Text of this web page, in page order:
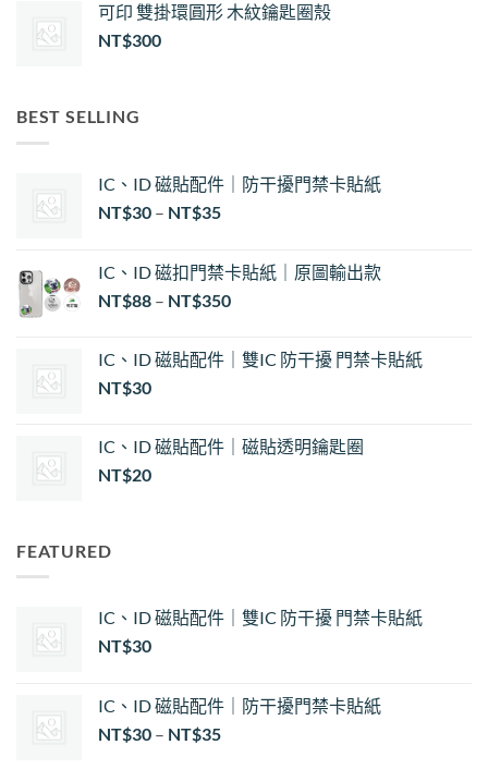
可印 雙掛環圓形 木紋鑰匙圈殼
NT$300
BEST SELLING
IC、ID 磁貼配件｜防干擾門禁卡貼紙
NT$30 – NT$35價
圍：
NT$30
NT$35
IC、ID 磁扣門禁卡貼紙｜原圖輸出款
NT$88 – NT$350
IC、ID 磁貼配件｜雙IC 防干擾 門禁卡貼紙
NT$30
IC、ID 磁貼配件｜磁貼透明鑰匙圈
NT$20
FEATURED
IC、ID 磁貼配件｜雙IC 防干擾 門禁卡貼紙
NT$30
IC、ID 磁貼配件｜防干擾門禁卡貼紙
NT$30 – NT$35價